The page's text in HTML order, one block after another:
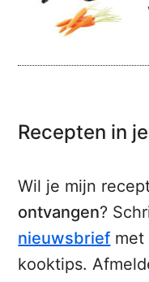
Recepten in
Wil je mijn
ontvangen?
nieuwsbrief met
kooktips.